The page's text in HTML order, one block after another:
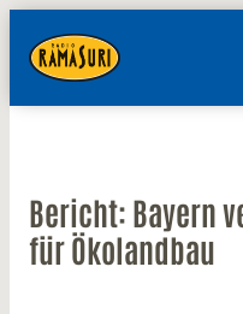
Bericht: Bayern
für Ökolandbau